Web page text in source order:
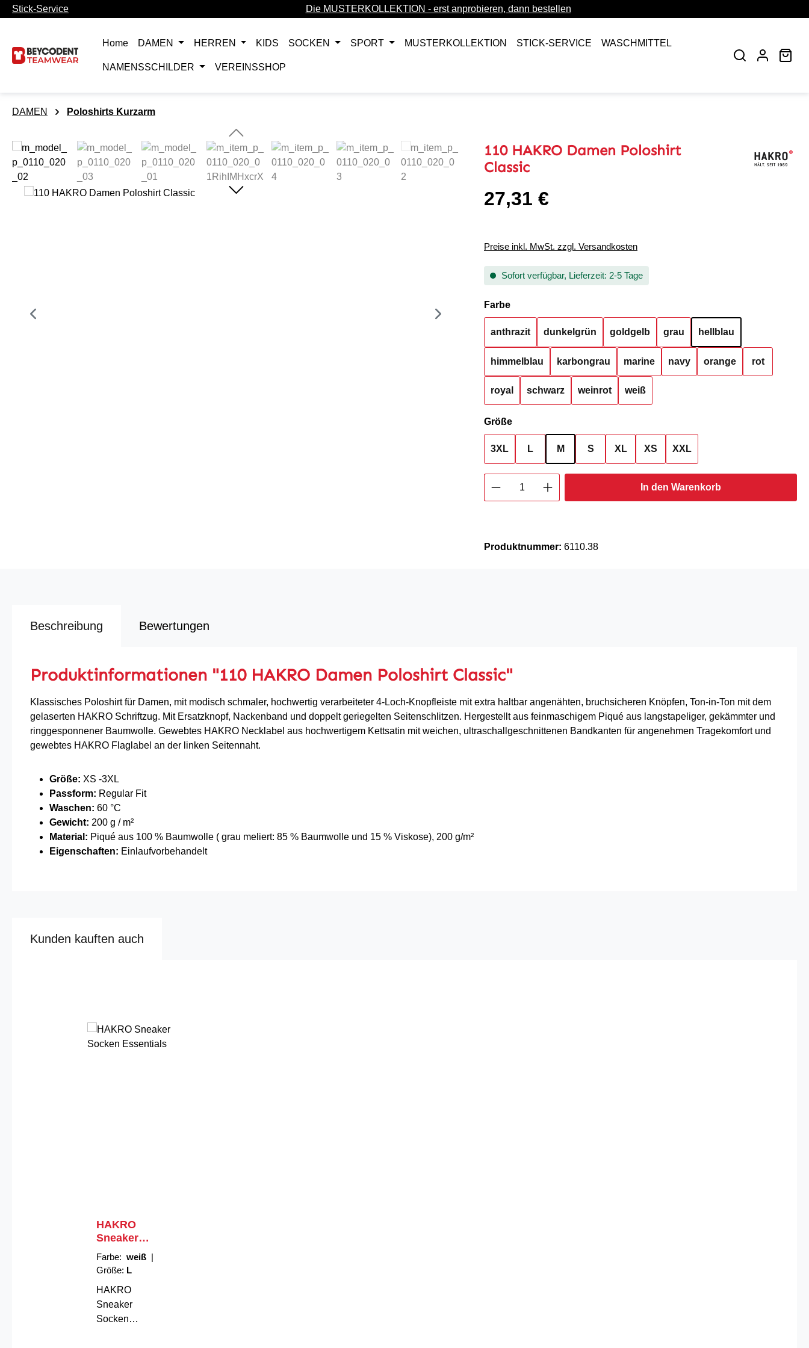
Hauptinhalt springen
Zur Suche springen
Zur Hauptnavigation springen
Stick-Service Die MUSTERKOLLEKTION - erst anprobieren, dann bestellen
Home DAMEN HERREN KIDS SOCKEN SPORT MUSTERKOLLEKTION STICK-SERVICE WASCHMITTEL
NAMENSSCHILDER VEREINSSHOP
DAMEN Poloshirts Kurzarm
Bildergalerie überspringen
110 HAKRO Damen Poloshirt
Classic
Regulärer Preis:
27,31 €
Preise inkl. MwSt. zzgl. Versandkosten
Sofort verfügbar, Lieferzeit: 2-5 Tage
Farbeauswählen
anthrazit dunkelgrün goldgelb grau hellblau
himmelblau karbongrau marine navy orange rot
royal schwarz weinrot weiß
Größeauswählen
3XL L M S XL XS XXL
Produkt Anzahl: Gib den gewünschten Wert ein
In den Warenkorb
Produktnummer: 6110.38
Beschreibung Bewertungen
Produktinformationen "110 HAKRO Damen Poloshirt Classic"
Klassisches Poloshirt für Damen, mit modisch schmaler, hochwertig verarbeiteter 4-Loch-Knopfleiste mit extra haltbar angenähten, bruchsicheren Knöpfen, Ton-in-Ton mit dem
gelaserten HAKRO Schriftzug. Mit Ersatzknopf, Nackenband und doppelt geriegelten Seitenschlitzen. Hergestellt aus feinmaschigem Piqué aus langstapeliger, gekämmter und
ringgesponnener Baumwolle. Gewebtes HAKRO Necklabel aus hochwertigem Kettsatin mit weichen, ultraschallgeschnittenen Bandkanten für angenehmen Tragekomfort und
gewebtes HAKRO Flaglabel an der linken Seitennaht.
Größe: XS -3XL
Passform: Regular Fit
Waschen: 60 °C
Gewicht: 200 g / m²
Material: Piqué aus 100 % Baumwolle ( grau meliert: 85 % Baumwolle und 15 % Viskose), 200 g/m²
Eigenschaften: Einlaufvorbehandelt
Kunden kauften auch
HAKRO
Sneaker
Socken
Essentials
Farbe: weiß |
Größe: L
HAKRO
Sneaker
Socken